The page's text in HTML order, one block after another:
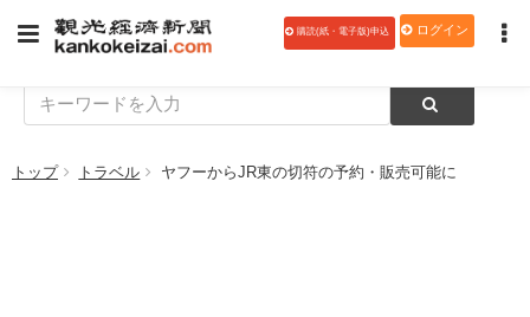
購読(紙・電子版)申込 ログイン
トップ トラベル ヤフーからJR東の切符の予約・販売可能に